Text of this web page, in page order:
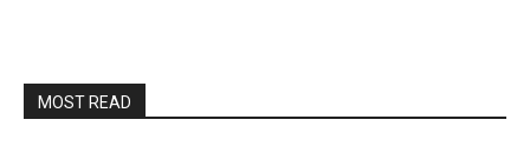
MOST READ